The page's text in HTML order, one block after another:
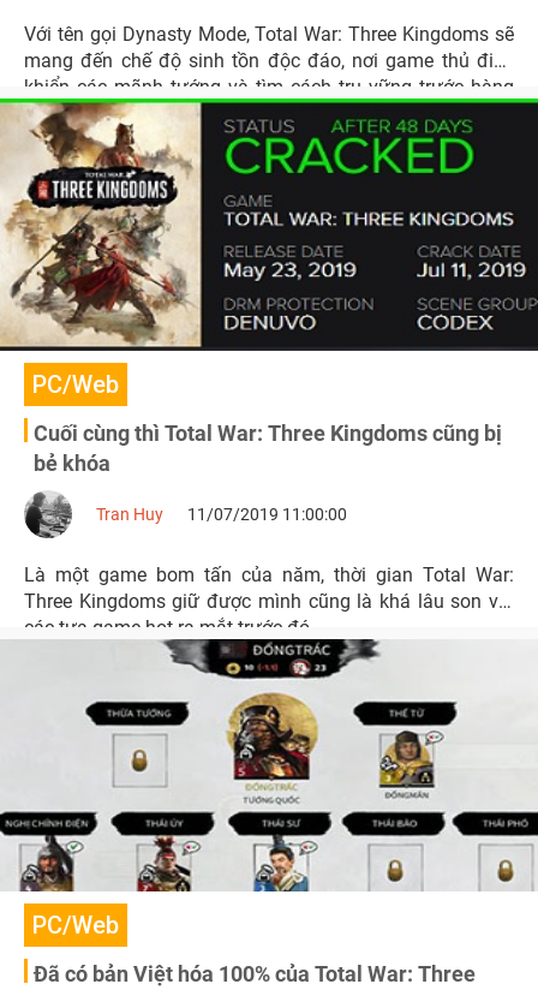
Với tên gọi Dynasty Mode, Total War: Three Kingdoms sẽ
mang đến chế độ sinh tồn độc đáo, nơi game thủ điều
khiển các mãnh tướng và tìm cách trụ vững trước hàng
ngàn kẻ địch.
PC/Web
Cuối cùng thì Total War: Three Kingdoms cũng bị
bẻ khóa
Tran Huy 11/07/2019 11:00:00
Là một game bom tấn của năm, thời gian Total War:
Three Kingdoms giữ được mình cũng là khá lâu son với
các tựa game hot ra mắt trước đó.
PC/Web
Đã có bản Việt hóa 100% của Total War: Three